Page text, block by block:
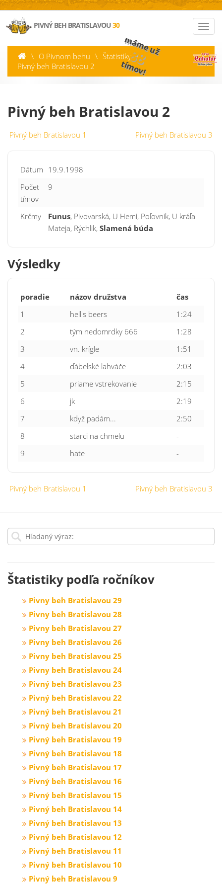
PIVNÝ BEH BRATISLAVOU30
\ O Pivnom behu \ Štatistiky \
Pivný beh Bratislavou 2
máme už
88
tímov!
Pivný beh Bratislavou 2
Pivný beh Bratislavou 1 Pivný beh Bratislavou 3
Dátum 19.9.1998
Počet
tímov
9
Krčmy Funus, Pivovarská, U Hemi, Poľovník, U kráľa
Mateja, Rýchlik, Slamená búda
Výsledky
poradie názov družstva
čas
1
hell's beers
1:24
2
tým nedomrdky 666
1:28
3
vn. krígle
1:51
4
ďábelské lahváče
2:03
5
priame vstrekovanie
2:15
6
jk
2:19
7
když padám...
2:50
8
starci na chmelu
-
9
hate -
Pivný beh Bratislavou 1 Pivný beh Bratislavou 3
Štatistiky podľa ročníkov
Pivny beh Bratislavou 29
Pivny beh Bratislavou 28
Pivny beh Bratislavou 27
Pivny beh Bratislavou 26
Pivny beh Bratislavou 25
Pivny beh Bratislavou 24
Pivný beh Bratislavou 23
Pivný beh Bratislavou 22
Pivný beh Bratislavou 21
Pivný beh Bratislavou 20
Pivný beh Bratislavou 19
Pivný beh Bratislavou 18
Pivný beh Bratislavou 17
Pivný beh Bratislavou 16
Pivný beh Bratislavou 15
Pivný beh Bratislavou 14
Pivný beh Bratislavou 13
Pivný beh Bratislavou 12
Pivný beh Bratislavou 11
Pivný beh Bratislavou 10
Pivný beh Bratislavou 9